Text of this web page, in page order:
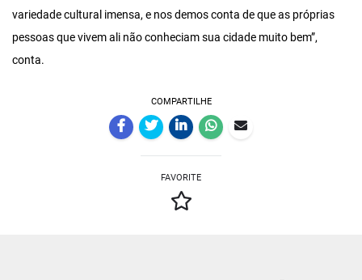
variedade cultural imensa, e nos demos conta de que as próprias
pessoas que vivem ali não conheciam sua cidade muito bem”,
conta.
COMPARTILHE
FAVORITE